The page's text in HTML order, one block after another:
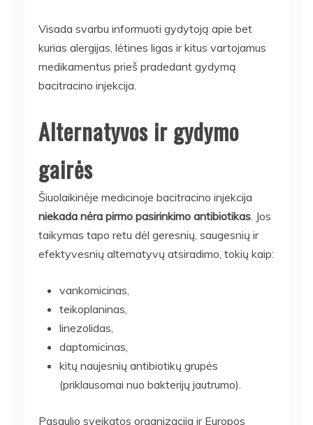
Visada svarbu informuoti gydytoją apie bet
kurias alergijas, lėtines ligas ir kitus vartojamus
medikamentus prieš pradedant gydymą
bacitracino injekcija.
Alternatyvos ir gydymo
gairės
Šiuolaikinėje medicinoje bacitracino injekcija
niekada nėra pirmo pasirinkimo antibiotikas . Jos
taikymas tapo retu dėl geresnių, saugesnių ir
efektyvesnių alternatyvų atsiradimo, tokių kaip:
vankomicinas,
teikoplaninas,
linezolidas,
daptomicinas,
kitų naujesnių antibiotikų grupės
(priklausomai nuo bakterijų jautrumo).
Pasaulio sveikatos organizacija ir Europos